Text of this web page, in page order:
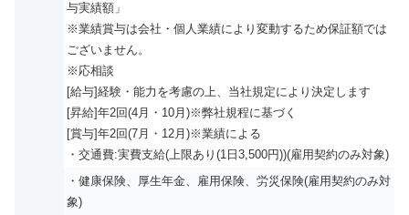
与実績額」
※業績賞与は会社・個人業績により変動するため保証額では
ございません。
※応相談
[給与]経験・能力を考慮の上、当社規定により決定します
[昇給]年2回(4月・10月)※弊社規程に基づく
[賞与]年2回(7月・12月)※業績による
・交通費:実費支給(上限あり(1日3,500円))(雇用契約のみ対象)
・健康保険、厚生年金、雇用保険、労災保険(雇用契約のみ対
象)